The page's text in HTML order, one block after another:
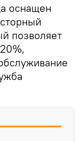
оснащен
позволяет